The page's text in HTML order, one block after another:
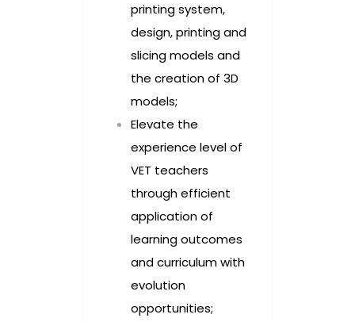
printing system,
design, printing and
slicing models and
the creation of 3D
models;
Elevate the
experience level of
VET teachers
through efficient
application of
learning outcomes
and curriculum with
evolution
opportunities;